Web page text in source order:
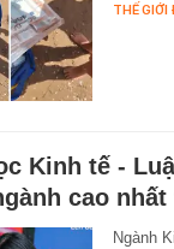
THẾ GIỚI
Kinh tế -
cao nhất
Ngành